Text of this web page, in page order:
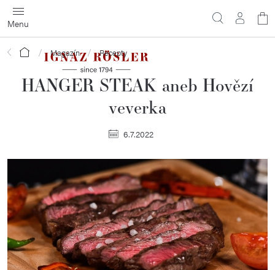
Přejít
na
obsah
Domů Magazín Recepty
HANGER STEAK aneb Hovězí
veverka
6.7.2022